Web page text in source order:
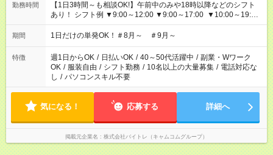
勤務時間
【1日3時間～も相談OK!】午前中のみや18時以降などのシフト
あり！ シフト例 ▼9:00～12:00 ▼9:00～17:00 ▼10:00～19:00
▼18:00～21:00
期間 1日だけの単発OK！＃8月～ ＃9月～
特徴 週1日からOK / 日払いOK / 40～50代活躍中 / 副業・Wワーク
OK / 服装自由 / シフト勤務 / 10名以上の大量募集 / 電話対応な
し / パソコンスキル不要
気になる！ 応募する 詳細へ
掲載元企業名 株式会社バイトレ（キャムコムグループ）